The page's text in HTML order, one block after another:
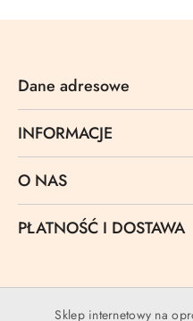
Dane adresowe
INFORMACJE
O NAS
PŁATNOŚĆ I DOSTAWA
Sklep internetowy na